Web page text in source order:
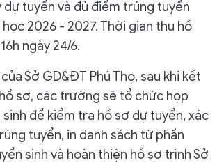
dự tuyển và đủ điểm trúng tuyển
2026 - 2027. Thời gian thu hồ
ngày 24/6.
Sở GD&ĐT Phú Thọ, sau khi kết
sơ, các trường sẽ tổ chức họp
để kiểm tra hồ sơ dự tuyển, xác
tuyển, in danh sách từ phần
sinh và hoàn thiện hồ sơ trình Sở